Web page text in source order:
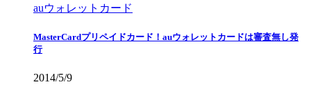
auウォレットカード
MasterCardプリペイドカード！auウォレットカードは審査無し発
行
2014/5/9